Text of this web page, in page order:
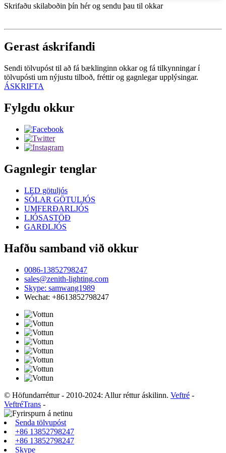
Skrifaðu skilaboðin þín hér og sendu þau til okkar
Gerast áskrifandi
Sendi tölvupóst til að fá bæklinginn okkar og fá tilkynningar í
tölvupósti um nýjustu tilboð, fréttir og gagnlegar upplýsingar.
ÁSKRIFTA
Fylgdu okkur
Gagnlegir tenglar
LED götuljós
SÓLAR GÖTULJÓS
UMFERÐARLJÓS
LJÓSASTÖÐ
GARÐLJÓS
Hafðu samband við okkur
0086-13852798247
sales@zenith-lighting.com
Skype: samwang1989
Wechat: +8613852798247
© Höfundarréttur - 2010-2024: Allur réttur áskilinn. Veftré -
VeftréTrans -
Senda tölvupóst
+86 13852798247
+86 13852798247
Skype